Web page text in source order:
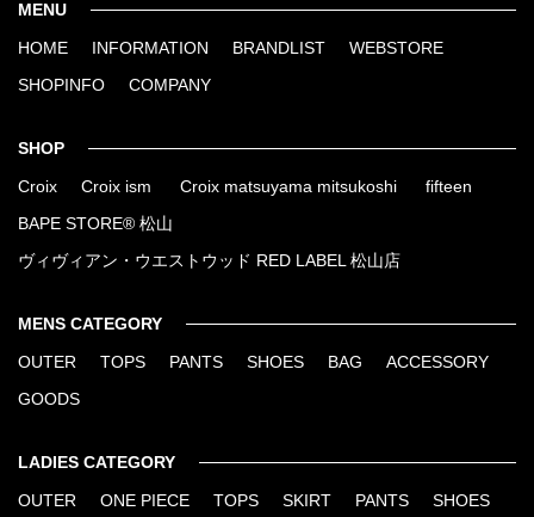
MENU
HOME INFORMATION BRANDLIST WEBSTORE
SHOPINFO COMPANY
SHOP
Croix Croix ism Croix matsuyama mitsukoshi fifteen
BAPE STORE® 松山
ヴィヴィアン・ウエストウッド RED LABEL 松山店
MENS CATEGORY
OUTER TOPS PANTS SHOES BAG ACCESSORY
GOODS
LADIES CATEGORY
OUTER ONE PIECE TOPS SKIRT PANTS SHOES